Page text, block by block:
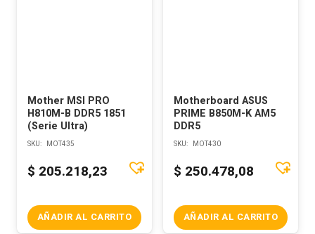
Mother MSI PRO
H810M-B DDR5 1851
(Serie Ultra)
SKU: MOT435
$ 205.218,23
AÑADIR AL CARRITO
Motherboard ASUS
PRIME B850M-K AM5
DDR5
SKU: MOT430
$ 250.478,08
AÑADIR AL CARRITO